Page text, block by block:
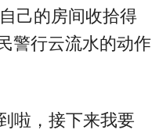
己的房间收拾得
警行云流水的动作
啦，接下来我要